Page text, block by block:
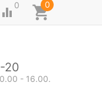
0 0
20
- 16.00.